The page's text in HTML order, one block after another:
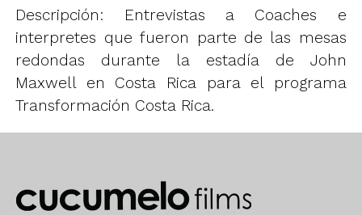
Descripción: Entrevistas a Coaches e
interpretes que fueron parte de las mesas
redondas durante la estadía de John
Maxwell en Costa Rica para el programa
Transformación Costa Rica.